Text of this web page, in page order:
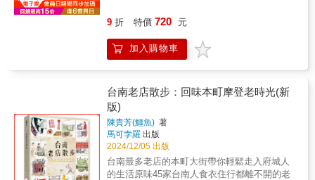
山⋯⋯，一次次視野開啟與嶄新相遇，造就心
維、學術職涯、社會變遷，比對祭儀傳說文
獻、原鄉歷史、山河海邊的族群故事，每一篇
文字都如同星空下的一道流光，引領讀者共感
中的文化縱谷山海。◎代理經銷：白象文化更
多精彩內容請見
http://www.pressstore.com.tw/freereading/
9 折 特價 720 元
加入購物車
台南老店散步：回味本町摩登老時光(新
版)
陳貴芳(鱷魚) 著
馬可孛羅 出版
2024/12/05 出版
台南最多老店的本町大街帶你輕鬆走入府城人
的生活原味45家台南人食衣住行都離不開的老